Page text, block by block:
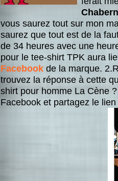
vous saurez tout sur mon
saurez que tout est de la
de 34 heures avec une
pour le tee-shirt TPK aura
Facebook de la marque.
trouvez la réponse à cette
shirt pour homme La Cène
Facebook et partagez le